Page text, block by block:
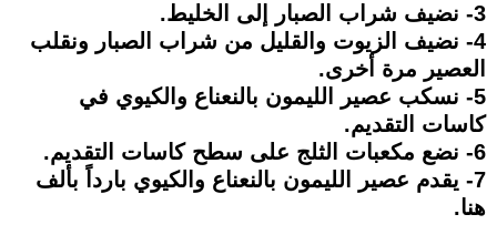
3- نضيف شراب الصبار إلى الخليط.
4- نضيف الزيوت والقليل من شراب الصبار ونقلب
العصير مرة أخرى.
5- نسكب عصير الليمون بالنعناع والكيوي في
كاسات التقديم.
6- نضع مكعبات الثلج على سطح كاسات التقديم.
7- يقدم عصير الليمون بالنعناع والكيوي بارداً بألف
هنا.